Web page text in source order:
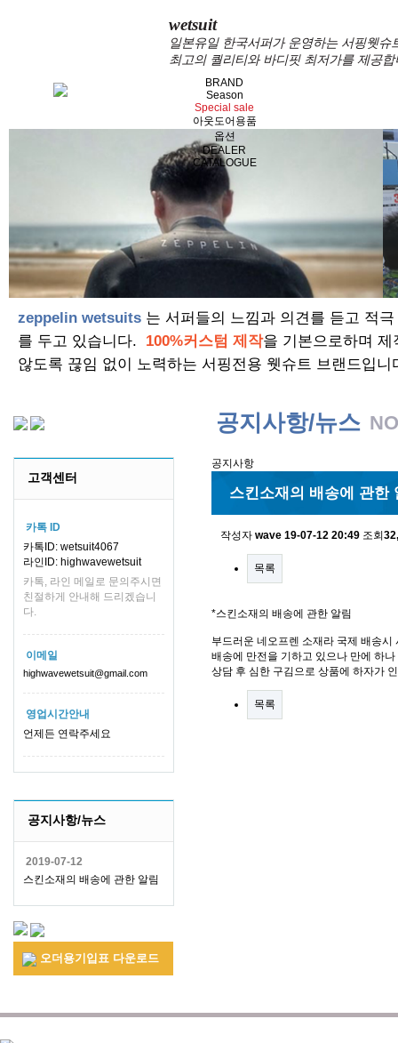
wetsuit
일본유일 한국서퍼가 운영하는 서핑웻
최고의 퀄리티와 바디핏 최저가를 제공합
BRAND
Season
Special sale
아웃도어용품
옵션
DEALER
CATALOGUE
zeppelin wetsuits 는 서퍼들의 느낌과 의견를 듣고 적
를 두고 있습니다. 100%커스텀 제작을 기본으로하며
않도록 끊임 없이 노력하는 서핑전용 웻슈트 브랜드입니
고객센터
카톡 ID
카톡ID: wetsuit4067
라인ID: highwavewetsuit
카톡, 라인 메일로 문의주시면
친절하게 안내해 드리겠습니
다.
이메일
highwavewetsuit@gmail.com
영업시간안내
언제든 연락주세요
공지사항/뉴스
2019-07-12
스킨소재의 배송에 관한 알림
오더용기입표 다운로드
공지사항/뉴스
공지사항
스킨소재의 배송에 관한
작성자 wave 19-07-12 20:49 조회
목록
*스킨소재의 배송에 관한 알림
부드러운 네오프렌 소재라 국제 배송
배송에 만전을 기하고 있으나 만에 하
상담 후 심한 구김으로 상품에 하자가
목록